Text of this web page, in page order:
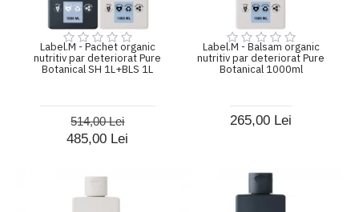
Label.M - Pachet organic
nutritiv par deteriorat Pure
Botanical SH 1L+BLS 1L
485,00 Lei
514,00 Lei
Label.M - Balsam organic
nutritiv par deteriorat Pure
Botanical 1000ml
265,00 Lei